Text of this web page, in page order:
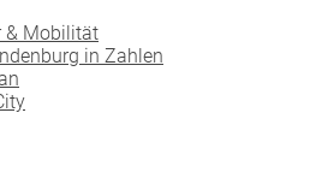
& Mobilität
in Zahlen